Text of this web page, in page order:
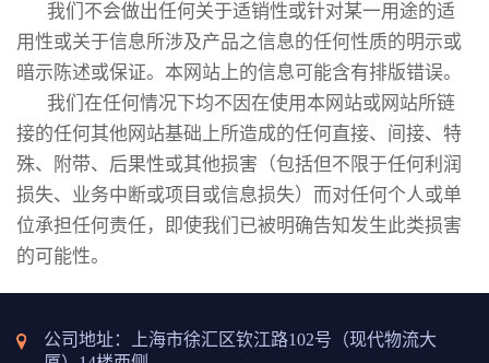
我们不会做出任何关于适销性或针对某一用途的适
用性或关于信息所涉及产品之信息的任何性质的明示或
暗示陈述或保证。本网站上的信息可能含有排版错误。
我们在任何情况下均不因在使用本网站或网站所链
接的任何其他网站基础上所造成的任何直接、间接、特
殊、附带、后果性或其他损害（包括但不限于任何利润
损失、业务中断或项目或信息损失）而对任何个人或单
位承担任何责任，即使我们已被明确告知发生此类损害
的可能性。
公司地址：上海市徐汇区钦江路102号（现代物流大